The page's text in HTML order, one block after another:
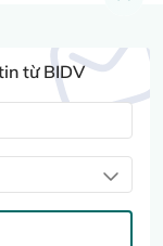
từ BIDV